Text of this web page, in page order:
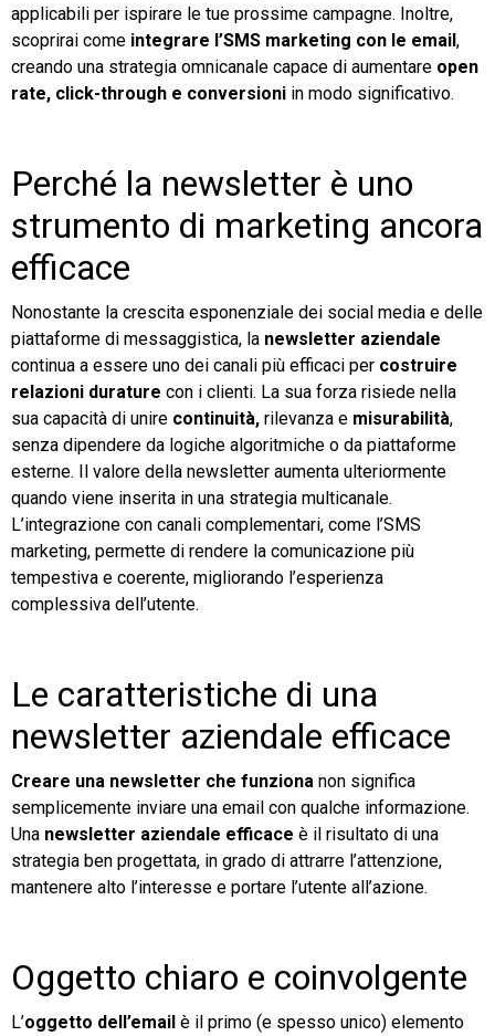
applicabili per ispirare le tue prossime campagne. Inoltre,
scoprirai come integrare l’SMS marketing con le email ,
creando una strategia omnicanale capace di aumentare open
rate, click-through e conversioni in modo significativo.
Perché la newsletter è uno
strumento di marketing ancora
efficace
Nonostante la crescita esponenziale dei social media e delle
piattaforme di messaggistica, la newsletter aziendale
continua a essere uno dei canali più efficaci per costruire
relazioni durature con i clienti. La sua forza risiede nella
sua capacità di unire continuità, rilevanza e misurabilità,
senza dipendere da logiche algoritmiche o da piattaforme
esterne. Il valore della newsletter aumenta ulteriormente
quando viene inserita in una strategia multicanale.
L’integrazione con canali complementari, come l’SMS
marketing, permette di rendere la comunicazione più
tempestiva e coerente, migliorando l’esperienza
complessiva dell’utente.
Le caratteristiche di una
newsletter aziendale efficace
Creare una newsletter che funziona non significa
semplicemente inviare una email con qualche informazione.
Una newsletter aziendale efficace è il risultato di una
strategia ben progettata, in grado di attrarre l’attenzione,
mantenere alto l’interesse e portare l’utente all’azione.
Oggetto chiaro e coinvolgente
L’oggetto dell’email è il primo (e spesso unico) elemento